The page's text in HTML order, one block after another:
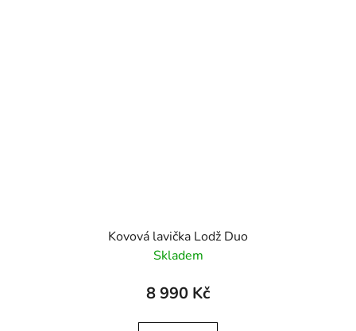
Kovová lavička Lodž Duo
Skladem
8 990 Kč